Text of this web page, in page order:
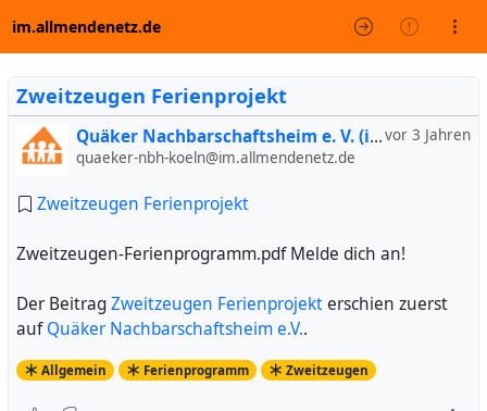
im.allmendenetz.de
Zweitzeugen Ferienprojekt
vor 3 Jahren
Quäker Nachbarschaftsheim e. V. (inoffiziell)
quaeker-nbh-koeln@im.allmendenetz.de
Zweitzeugen Ferienprojekt
Zweitzeugen-Ferienprogramm.pdf Melde dich an!
Der BeitragZweitzeugen Ferienprojekterschien zuerst
aufQuäker Nachbarschaftsheim e.V..
Allgemein Ferienprogramm Zweitzeugen